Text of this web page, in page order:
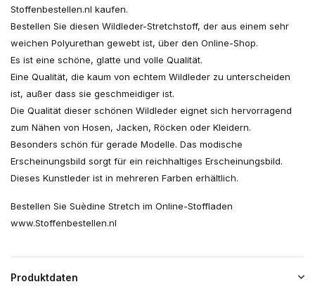
Stoffenbestellen.nl kaufen.
Bestellen Sie diesen Wildleder-Stretchstoff, der aus einem sehr
weichen Polyurethan gewebt ist, über den Online-Shop.
Es ist eine schöne, glatte und volle Qualität.
Eine Qualität, die kaum von echtem Wildleder zu unterscheiden
ist, außer dass sie geschmeidiger ist.
Die Qualität dieser schönen Wildleder eignet sich hervorragend
zum Nähen von Hosen, Jacken, Röcken oder Kleidern.
Besonders schön für gerade Modelle. Das modische
Erscheinungsbild sorgt für ein reichhaltiges Erscheinungsbild.
Dieses Kunstleder ist in mehreren Farben erhältlich.
Bestellen Sie Suèdine Stretch im Online-Stoffladen
www.Stoffenbestellen.nl
Produktdaten